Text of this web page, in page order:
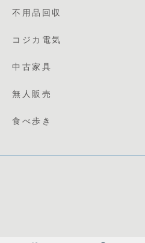
不用品回収
コジカ電気
中古家具
無人販売
食べ歩き